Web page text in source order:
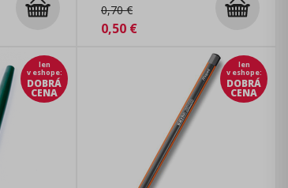
0,70€
0,50 €
len
v eshope:
DOBRÁ
CENA
len
v eshope:
DOBRÁ
CENA